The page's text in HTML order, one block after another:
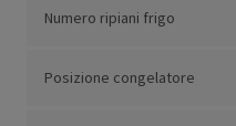
Numero ripiani frigo
Posizione congelatore